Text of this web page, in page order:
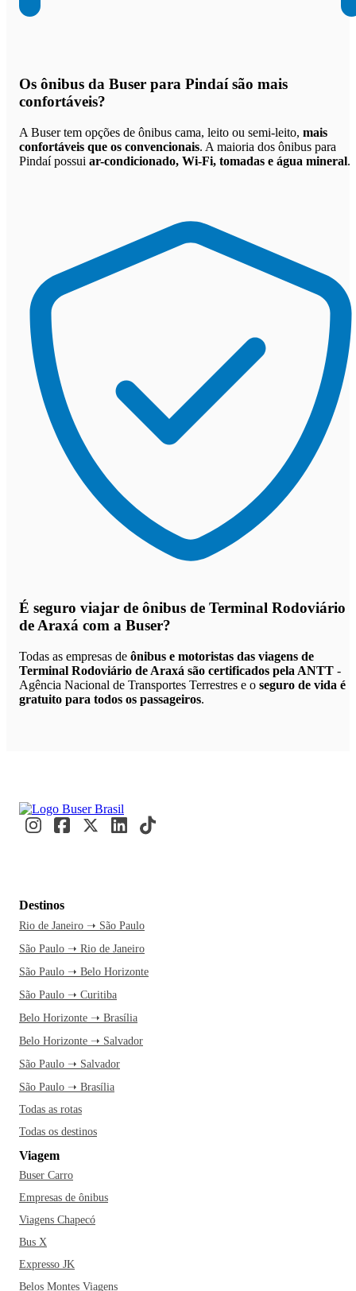
Os ônibus da Buser para Pindaí são mais
confortáveis?
A Buser tem opções de ônibus cama, leito ou semi-leito, mais
confortáveis que os convencionais. A maioria dos ônibus para
Pindaí possui ar-condicionado, Wi-Fi, tomadas e água mineral.
É seguro viajar de ônibus de Terminal Rodoviário
de Araxá com a Buser?
Todas as empresas de ônibus e motoristas das viagens de
Terminal Rodoviário de Araxá são certificados pela ANTT -
Agência Nacional de Transportes Terrestres e o seguro de vida é
gratuito para todos os passageiros.
Destinos
Rio de Janeiro ➝ São Paulo
São Paulo ➝ Rio de Janeiro
São Paulo ➝ Belo Horizonte
São Paulo ➝ Curitiba
Belo Horizonte ➝ Brasília
Belo Horizonte ➝ Salvador
São Paulo ➝ Salvador
São Paulo ➝ Brasília
Todas as rotas
Todas os destinos
Viagem
Buser Carro
Empresas de ônibus
Viagens Chapecó
Bus X
Expresso JK
Belos Montes Viagens